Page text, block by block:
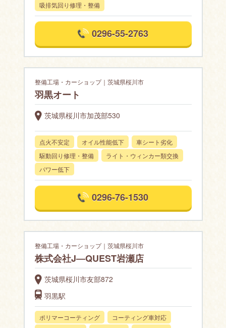
吸排気回り修理・整備
0296-55-2763
整備工場・カーショップ｜茨城県桜川市
羽黒オート
茨城県桜川市加茂部530
点火不安定 オイル性能低下
車シート劣化
駆動回り修理・整備
ライト・ウィンカー類交換
パワー低下
0296-76-1530
整備工場・カーショップ｜茨城県桜川市
株式会社J―QUEST岩瀬店
茨城県桜川市友部872
羽黒駅
ポリマーコーティング
コーティング車対応